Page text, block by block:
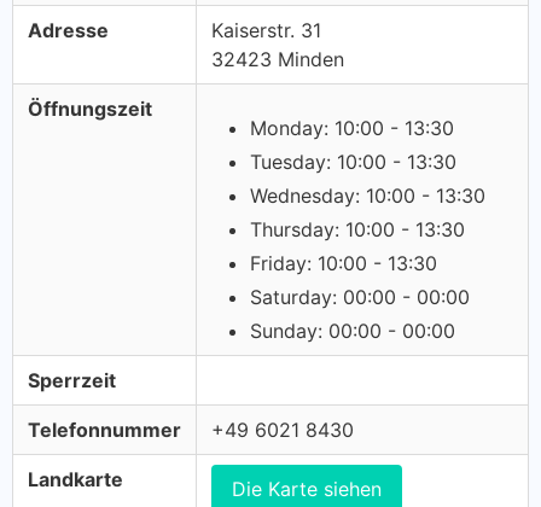
Adresse
Kaiserstr. 31
32423 Minden
Öffnungszeit
Monday: 10:00 - 13:30
Tuesday: 10:00 - 13:30
Wednesday: 10:00 - 13:30
Thursday: 10:00 - 13:30
Friday: 10:00 - 13:30
Saturday: 00:00 - 00:00
Sunday: 00:00 - 00:00
Sperrzeit
Telefonnummer +49 6021 8430
Landkarte Die Karte siehen